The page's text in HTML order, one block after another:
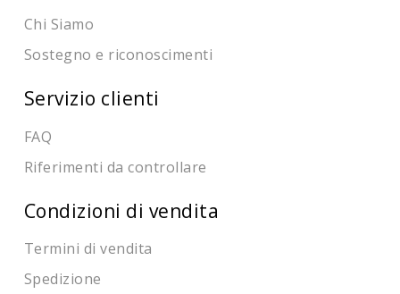
Chi Siamo
Sostegno e riconoscimenti
Servizio clienti
FAQ
Riferimenti da controllare
Condizioni di vendita
Termini di vendita
Spedizione